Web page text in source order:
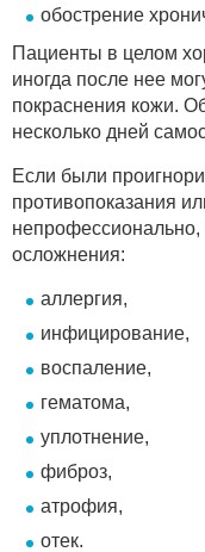
обострение
Пациенты в целом
иногда после нее
покраснения кожи.
несколько дней
Если были
противопоказания
непрофессионально,
осложнения:
аллергия,
инфицирование,
воспаление,
гематома,
уплотнение,
фиброз,
атрофия,
отек.